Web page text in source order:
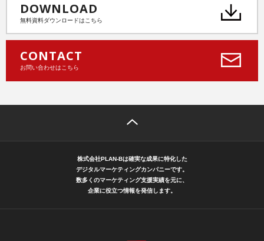
DOWNLOAD
無料資料ダウンロードはこちら
CONTACT
お問い合わせはこちら
株式会社PLAN-Bは確実な成果に特化した
デジタルマーケティングカンパニーです。
数多くのマーケティング支援実績を元に、
企業に役立つ情報を発信します。